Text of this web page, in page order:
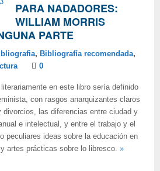
PARA NADADORES:
WILLIAM MORRIS
PARTE
, Bibliografía recomendada,
0
en este libro sería definido
con rasgos anarquizantes claros
divorcios, las diferencias entre ciudad y
e intelectual, y entre el trabajo y el
peculiares ideas sobre la educación en
artes prácticas sobre lo libresco. »